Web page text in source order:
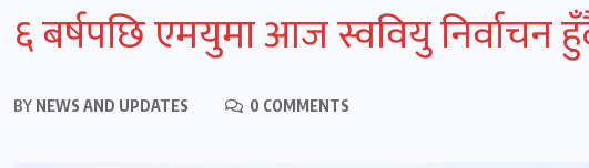
६ बर्षपछि एमयुमा आज स्ववियु निर्वाचन
BY NEWS AND UPDATES 0 COMMENTS